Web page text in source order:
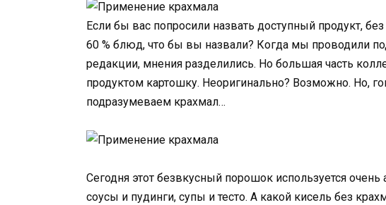
Если бы вас попросили назвать доступный продукт,
60 % блюд, что бы вы назвали? Когда мы проводили
редакции, мнения разделились. Но большая часть
продуктом картошку. Неоригинально? Возможно. Но,
подразумеваем крахмал…
Сегодня этот безвкусный порошок используется
соусы и пудинги, супы и тесто. А какой кисель без